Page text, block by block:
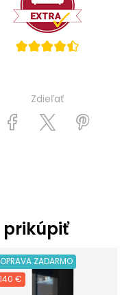
Zdieľať
prikúpiť
ZADARMO
€